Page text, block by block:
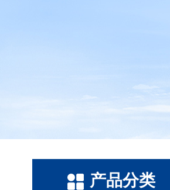
产品分类